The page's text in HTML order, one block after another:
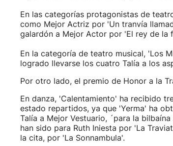
En las categorías protagonistas de
como Mejor Actriz por 'Un tranvía
galardón a Mejor Actor por 'El rey de la
En la categoría de teatro musical, 'Los
logrado llevarse los cuatro Talía a los
Por otro lado, el premio de Honor a la
En danza, 'Calentamiento' ha recibido
estado repartidos, ya que 'Yerma' ha
Talía a Mejor Vestuario, ´para la
han sido para Ruth Iniesta por 'La
la cita, por 'La Sonnambula'.